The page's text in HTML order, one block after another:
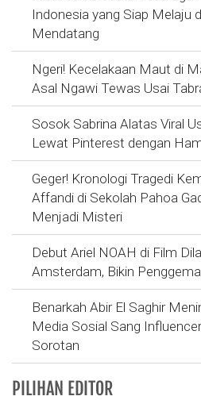
Indonesia yang Siap Melaju
Mendatang
Ngeri! Kecelakaan Maut di
Asal Ngawi Tewas Usai
Sosok Sabrina Alatas Viral
Lewat Pinterest dengan
Geger! Kronologi Tragedi
Affandi di Sekolah Pahoa
Menjadi Misteri
Debut Ariel NOAH di Film
Amsterdam, Bikin
Benarkah Abir El Saghir
Media Sosial Sang
Sorotan
PILIHAN EDITOR